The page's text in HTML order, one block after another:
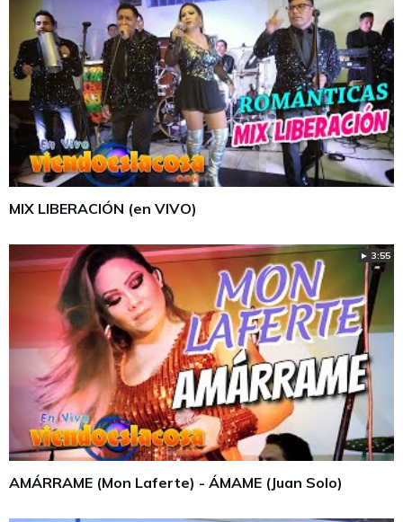
MIX LIBERACIÓN (en VIVO)
► 3:55
AMÁRRAME (Mon Laferte) - ÁMAME (Juan Solo)